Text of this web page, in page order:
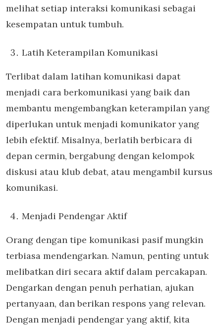
melihat setiap interaksi komunikasi sebagai
kesempatan untuk tumbuh.
Latih Keterampilan Komunikasi
Terlibat dalam latihan komunikasi dapat
menjadi cara berkomunikasi yang baik dan
membantu mengembangkan keterampilan yang
diperlukan untuk menjadi komunikator yang
lebih efektif. Misalnya, berlatih berbicara di
depan cermin, bergabung dengan kelompok
diskusi atau klub debat, atau mengambil kursus
komunikasi.
Menjadi Pendengar Aktif
Orang dengan tipe komunikasi pasif mungkin
terbiasa mendengarkan. Namun, penting untuk
melibatkan diri secara aktif dalam percakapan.
Dengarkan dengan penuh perhatian, ajukan
pertanyaan, dan berikan respons yang relevan.
Dengan menjadi pendengar yang aktif, kita